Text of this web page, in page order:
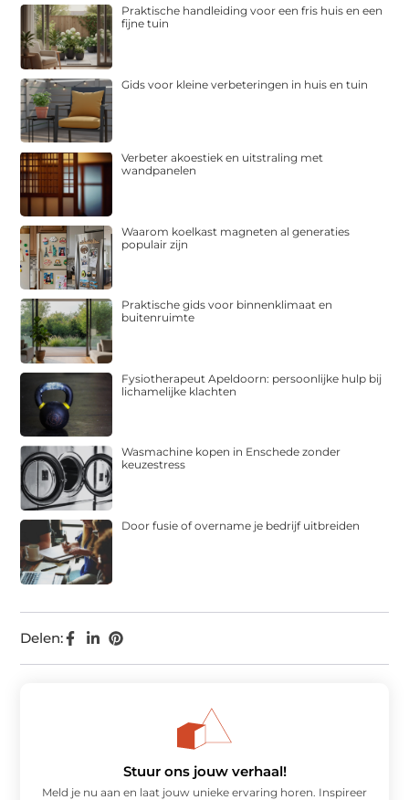
Delen:
Praktische handleiding voor een fris huis en een
fijne tuin
Gids voor kleine verbeteringen in huis en tuin
Verbeter akoestiek en uitstraling met
wandpanelen
Waarom koelkast magneten al generaties
populair zijn
Praktische gids voor binnenklimaat en
buitenruimte
Fysiotherapeut Apeldoorn: persoonlijke hulp bij
lichamelijke klachten
Wasmachine kopen in Enschede zonder
keuzestress
Door fusie of overname je bedrijf uitbreiden
Stuur ons jouw verhaal!
Meld je nu aan en laat jouw unieke ervaring horen. Inspireer